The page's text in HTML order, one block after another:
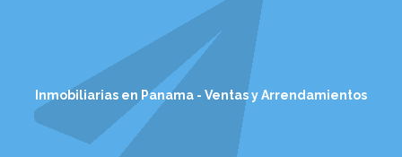
Inmobiliarias en Panama - Ventas y Arrendamientos